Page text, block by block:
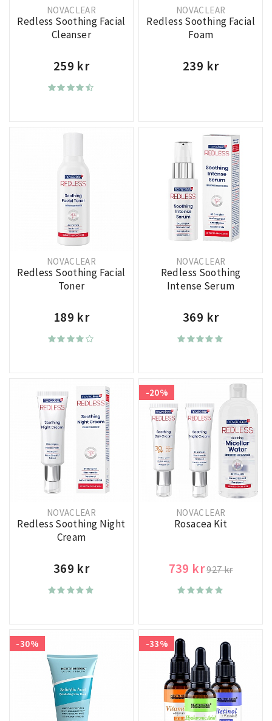
NOVACLEAR
Redless Soothing Facial
Cleanser
259 kr
NOVACLEAR
Redless Soothing Facial
Foam
239 kr
NOVACLEAR
Redless Soothing Facial
Toner
189 kr
NOVACLEAR
Redless Soothing
Intense Serum
369 kr
NOVACLEAR
Redless Soothing Night
Cream
369 kr
-20%
NOVACLEAR
Rosacea Kit
739 kr927 kr
-30% -33%